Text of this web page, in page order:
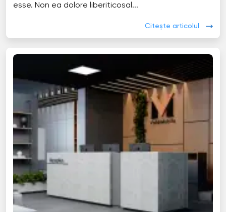
esse. Non ea dolore liberiticosal...
Citește articolul